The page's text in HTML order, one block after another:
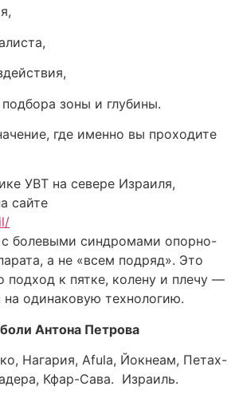
зоны и глубины.
где именно вы проходите
УВТ на севере Израиля,
сайте
болевыми синдромами опорно-
а не «всем подряд». Это
подход к пятке, колену и плечу —
на одинаковую технологию.
Антона Петрова
Нагария, Afula, Йокнеам, Петах-
Кфар-Сава. Израиль.